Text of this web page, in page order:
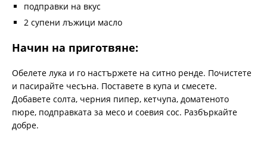
подправки на вкус
2 супени лъжици масло
Начин на приготвяне:
Обелете лука и го настържете на ситно ренде. Почистете
и пасирайте чесъна. Поставете в купа и смесете.
Добавете солта, черния пипер, кетчупа, доматеното
пюре, подправката за месо и соевия сос. Разбъркайте
добре.